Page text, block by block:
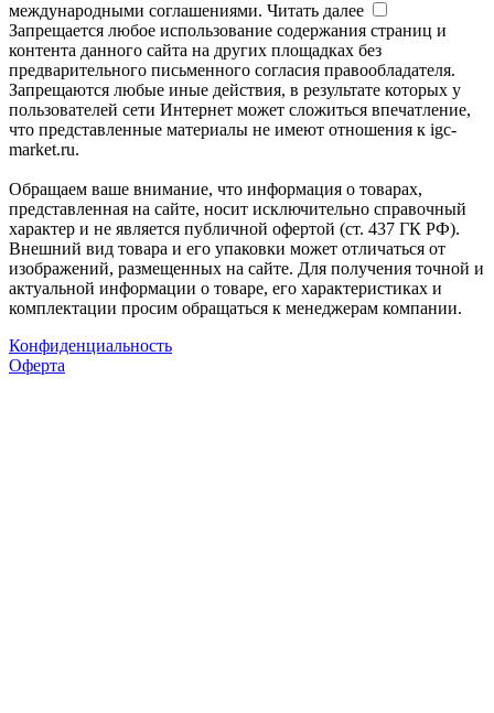
международными соглашениями. Читать далее
Запрещается любое использование содержания страниц и
контента данного сайта на других площадках без
предварительного письменного согласия правообладателя.
Запрещаются любые иные действия, в результате которых у
пользователей сети Интернет может сложиться впечатление,
что представленные материалы не имеют отношения к igc-
market.ru.
Обращаем ваше внимание, что информация о товарах,
представленная на сайте, носит исключительно справочный
характер и не является публичной офертой (ст. 437 ГК РФ).
Внешний вид товара и его упаковки может отличаться от
изображений, размещенных на сайте. Для получения точной и
актуальной информации о товаре, его характеристиках и
комплектации просим обращаться к менеджерам компании.
Конфиденциальность
Оферта